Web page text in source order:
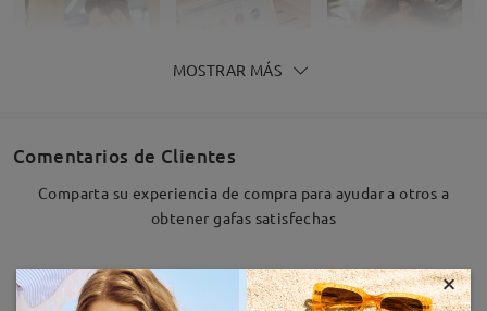
MOSTRAR MÁS
Comentarios de Clientes
Comparta su experiencia de compra para ayudar a otros a
obtener gafas satisfechas
Deje su comentario ×